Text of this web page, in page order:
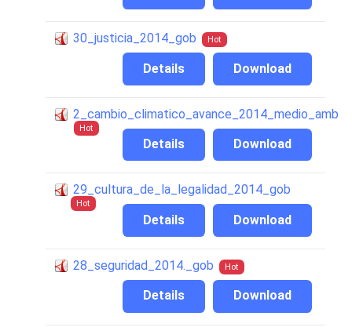
30_justicia_2014_gob Hot
Download
Details
2_cambio_climatico_avance_2014_medio_amb
Hot
Download
Details
29_cultura_de_la_legalidad_2014_gob
Hot
Download
Details
28_seguridad_2014._gob Hot
Download
Details